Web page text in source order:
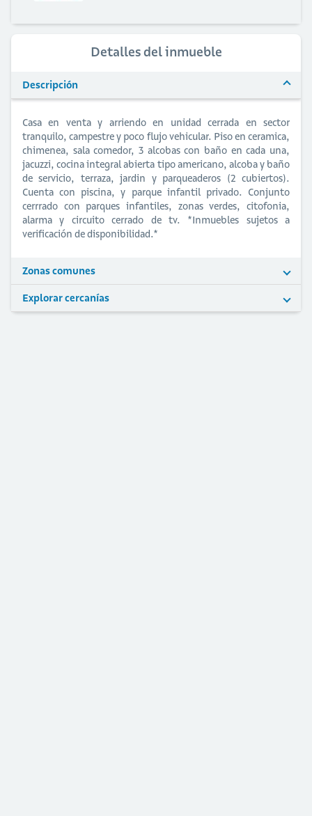
Detalles del inmueble
Descripción
Casa en venta y arriendo en unidad cerrada en sector
tranquilo, campestre y poco flujo vehicular. Piso en ceramica,
chimenea, sala comedor, 3 alcobas con baño en cada una,
jacuzzi, cocina integral abierta tipo americano, alcoba y baño
de servicio, terraza, jardin y parqueaderos (2 cubiertos).
Cuenta con piscina, y parque infantil privado. Conjunto
cerrrado con parques infantiles, zonas verdes, citofonia,
alarma y circuito cerrado de tv. *Inmuebles sujetos a
verificación de disponibilidad.*
Zonas comunes
Explorar cercanías